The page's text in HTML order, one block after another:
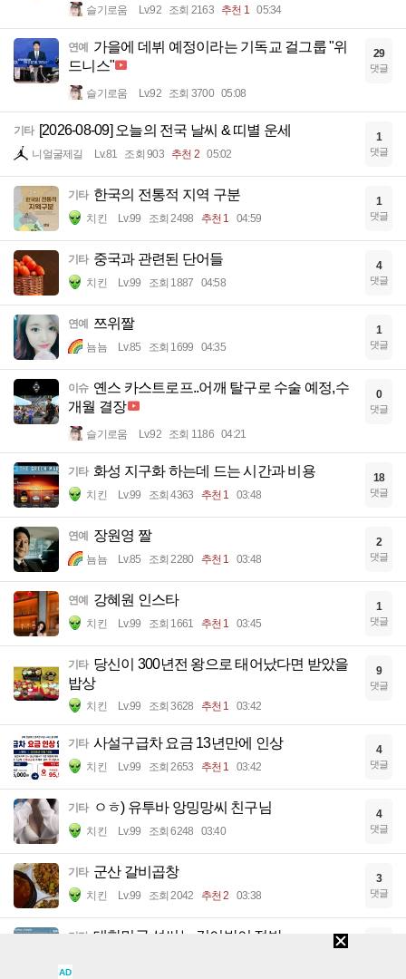
슬기로움 Lv.92 조회 2163 추천 1 05:34
연예 가을에 데뷔 예정이라는 기독교 걸그룹 "위
드니스"
슬기로움 Lv.92 조회 3700 05:08
29
댓글
기타 [2026-08-09] 오늘의 전국 날씨 & 띠별 운세
니얼굴제길 Lv.81 조회 903 추천 2 05:02
1
댓글
기타 한국의 전통적 지역 구분
치킨 Lv.99 조회 2498 추천 1 04:59
1
댓글
기타 중국과 관련된 단어들
치킨 Lv.99 조회 1887 04:58
4
댓글
연예 쯔위짤
뇸뇸 Lv.85 조회 1699 04:35
1
댓글
이슈 옌스 카스트로프..어깨 탈구로 수술 예정,수
개월 결장
슬기로움 Lv.92 조회 1186 04:21
0
댓글
기타 화성 지구화 하는데 드는 시간과 비용
치킨 Lv.99 조회 4363 추천 1 03:48
18
댓글
연예 장원영 짤
뇸뇸 Lv.85 조회 2280 추천 1 03:48
2
댓글
연예 강혜원 인스타
치킨 Lv.99 조회 1661 추천 1 03:45
1
댓글
기타 당신이 300년전 왕으로 태어났다면 받았을
밥상
치킨 Lv.99 조회 3628 추천 1 03:42
9
댓글
기타 사설구급차 요금 13년만에 인상
치킨 Lv.99 조회 2653 추천 1 03:42
4
댓글
기타 ㅇㅎ) 유투바 앙밍망씨 친구님
치킨 Lv.99 조회 6248 03:40
4
댓글
기타 군산 갈비곱창
치킨 Lv.99 조회 2042 추천 2 03:38
3
댓글
기타 대한민국 성씨는 김이박이 절반
AD